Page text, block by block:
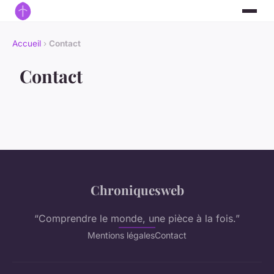
Accueil › Contact
Contact
Chroniquesweb
“Comprendre le monde, une pièce à la fois.”
Mentions légalesContact